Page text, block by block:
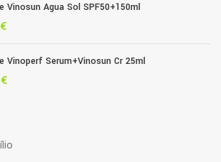
Vinosun Agua Sol SPF50+150ml
€
Vinoperf Serum+Vinosun Cr 25ml
€